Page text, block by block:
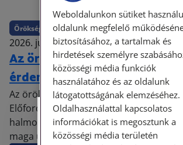
Örökség
2026. június 15. • dr. Hajdu Eszter
Az örökség visszautasítása –
érdemes nemet mondani?
Az öröklés nem minden esetben jelent
Előfordulhat, hogy az örökhagyó
halmozott fel, vagy rendezetlen jogi
maga után. A magyar jog ezért
Személyes
Weboldalunkon sütiket
oldalunk megfelelő
biztosításához, a tartalmak és
hirdetések személyre
közösségi média funkciók
használatához és az oldalunk
látogatottságának elemzéséhez.
Oldalhasználattal kapcsolatos
információkat is megosztunk a
közösségi média területén